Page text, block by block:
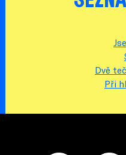
Dvě
Při